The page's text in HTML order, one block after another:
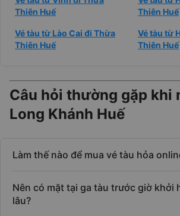
Thiên Huế
Thiên Huế
Vé tàu từ Lào Cai đi Thừa
Thiên Huế
Vé tàu từ
Thiên Huế
Câu hỏi thường gặp khi
Long Khánh Huế
Làm thế nào để mua vé tàu hỏa
Nên có mặt tại ga tàu trước giờ khởi
lâu?